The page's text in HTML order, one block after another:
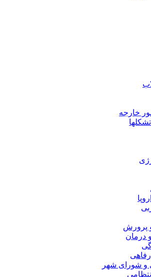
خارجه
پرورش
درمان
و شورای شهر